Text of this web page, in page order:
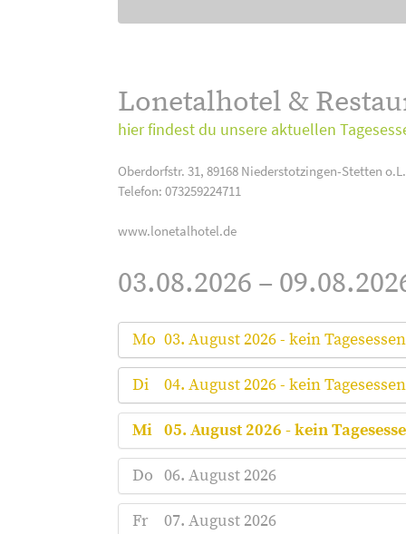
Lonetalhotel &
hier findest du unsere aktuellen
Oberdorfstr. 31, 89168 Niederstotzingen-Stetten o.L.
Telefon: 073259224711
www.lonetalhotel.de
03.08.2026 –
Mo 03. August 2026 - kein Tagesessen
Di 04. August 2026 - kein Tagesessen
Mi 05. August 2026 - kein
Do 06. August 2026
Fr 07. August 2026